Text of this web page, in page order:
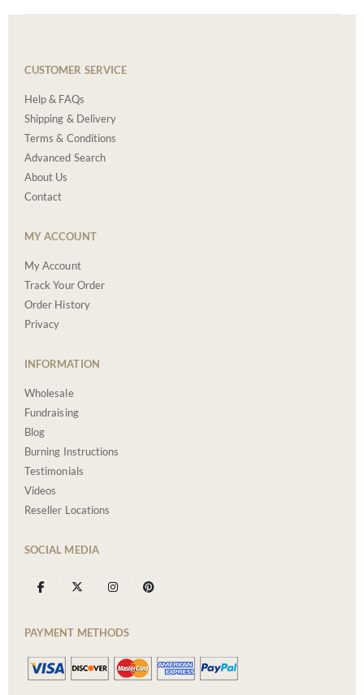
CUSTOMER SERVICE
Help & FAQs
Shipping & Delivery
Terms & Conditions
Advanced Search
About Us
Contact
MY ACCOUNT
My Account
Track Your Order
Order History
Privacy
INFORMATION
Wholesale
Fundraising
Blog
Burning Instructions
Testimonials
Videos
Reseller Locations
SOCIAL MEDIA
PAYMENT METHODS